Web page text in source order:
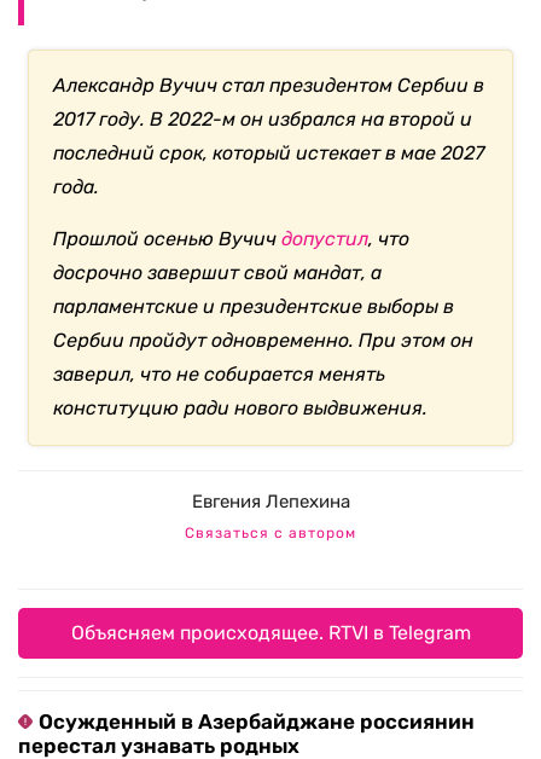
Александр Вучич стал президентом Сербии в
2017 году. В 2022-м он избрался на второй и
последний срок, который истекает в мае 2027
года.
Прошлой осенью Вучичдопустил, что
досрочно завершит свой мандат, а
парламентские и президентские выборы в
Сербии пройдут одновременно. При этом он
заверил, что не собирается менять
конституцию ради нового выдвижения.
Евгения Лепехина
Связаться с автором
Объясняем происходящее. RTVI в Telegram
Осужденный в Азербайджане россиянин
перестал узнавать родных